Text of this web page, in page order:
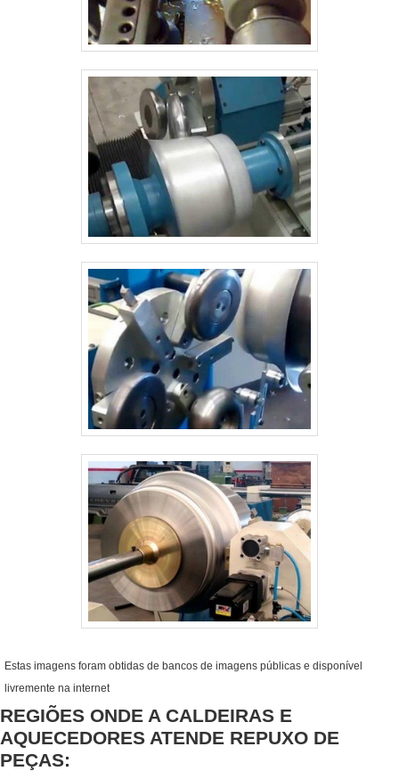
Estas imagens foram obtidas de bancos de imagens públicas e disponível
livremente na internet
REGIÕES ONDE A CALDEIRAS E
AQUECEDORES ATENDE REPUXO DE
PEÇAS: